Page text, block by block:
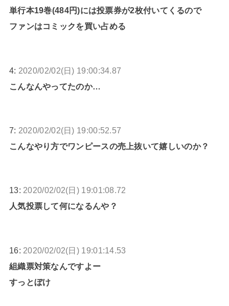
単行本19巻(484円)には投票券が2枚付いてくるので
ファンはコミックを買い占める
4: 2020/02/02(日) 19:00:34.87
こんなんやってたのか…
7: 2020/02/02(日) 19:00:52.57
こんなやり方でワンピースの売上抜いて嬉しいのか？
13: 2020/02/02(日) 19:01:08.72
人気投票して何になるんや？
16: 2020/02/02(日) 19:01:14.53
組織票対策なんですよー
すっとぼけ